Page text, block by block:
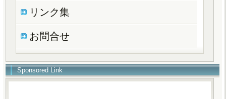
リンク集
お問合せ
Sponsored Link